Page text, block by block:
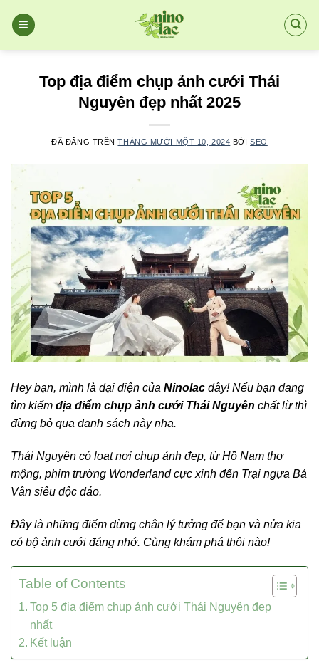
đến
Top địa điểm chụp ảnh cưới Thái
Nguyên đẹp nhất 2025
ĐÃ ĐĂNG TRÊNTHÁNG MƯỜI MỘT 10, 2024 BỞISEO
Hey bạn, mình là đại diện của Ninolac đây! Nếu bạn đang
tìm kiếm địa điểm chụp ảnh cưới Thái Nguyên chất lừ thì
đừng bỏ qua danh sách này nha.
Thái Nguyên có loạt nơi chụp ảnh đẹp, từ Hồ Nam thơ
mộng, phim trường Wonderland cực xinh đến Trại ngựa Bá
Vân siêu độc đáo.
Đây là những điểm dừng chân lý tưởng để bạn và nửa kia
có bộ ảnh cưới đáng nhớ. Cùng khám phá thôi nào!
Table of Contents
Top 5 địa điểm chụp ảnh cưới Thái Nguyên đẹp
nhất
Kết luận